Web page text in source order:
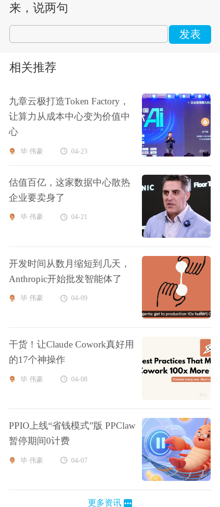
来，说两句
发表
相关推荐
九章云极打造Token Factory，
让算力从成本中心变为价值中
心
毕 伟豪 04-23
估值百亿，这家数据中心散热
企业要卖身了
毕 伟豪 04-21
开发时间从数月缩短到几天，
Anthropic开始批发智能体了
毕 伟豪 04-09
干货！让Claude Cowork真好用
的17个神操作
毕 伟豪 04-08
PPIO上线“省钱模式”版 PPClaw
暂停期间0计费
毕 伟豪 04-07
更多资讯